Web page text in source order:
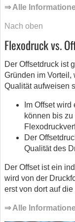
⇒ Alle
Nach oben
Flexodruck vs.
Der Offsetdruck ist
Gründen im Vorteil,
Qualität aufweisen
Im Offset
können bis
Der
Qualität des
Der Offset ist ein
wird von der
erst von dort auf
⇒ Alle